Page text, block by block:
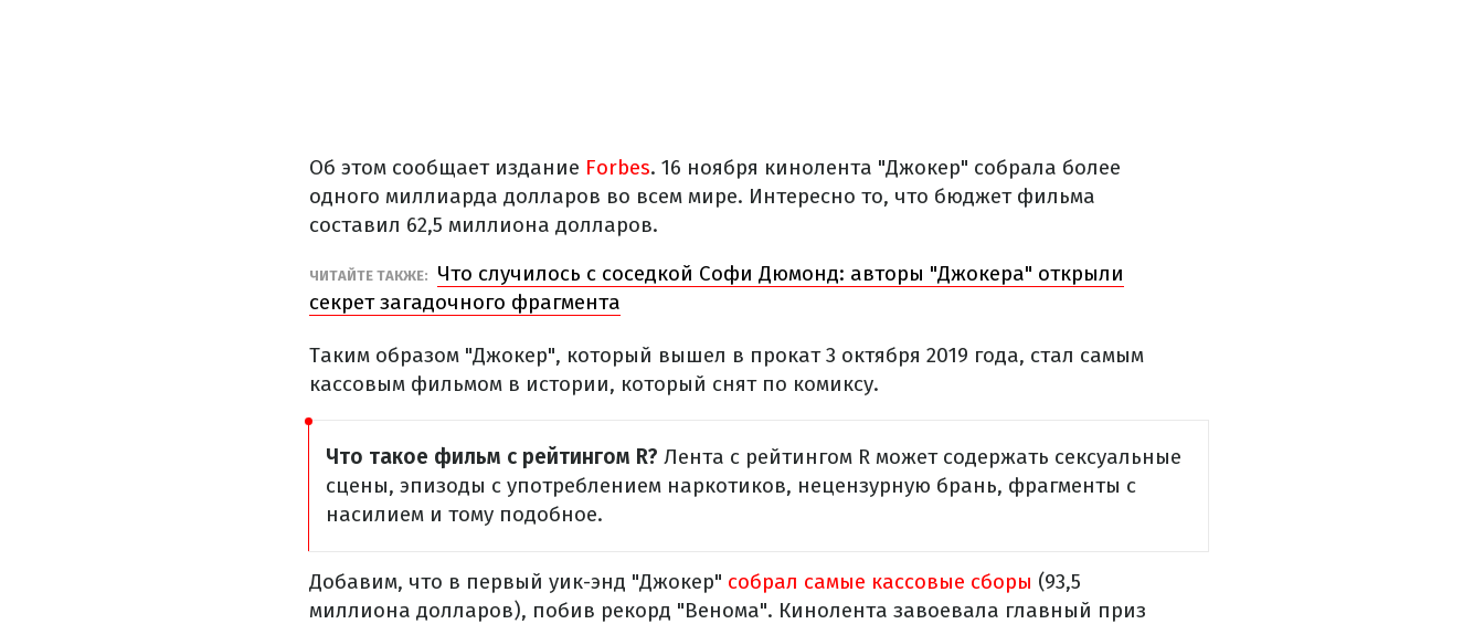
Об этом сообщает издание Forbes. 16 ноября кинолента "Джокер" собрала более
одного миллиарда долларов во всем мире. Интересно то, что бюджет фильма
составил 62,5 миллиона долларов.
ЧИТАЙТЕ ТАКЖЕ:
Что случилось с соседкой Софи Дюмонд: авторы "Джокера" открыли
секрет загадочного фрагмента
Таким образом "Джокер", который вышел в прокат 3 октября 2019 года, стал самым
кассовым фильмом в истории, который снят по комиксу.
Что такое фильм с рейтингом R? Лента с рейтингом R может содержать сексуальные
сцены, эпизоды с употреблением наркотиков, нецензурную брань, фрагменты с
насилием и тому подобное.
Добавим, что в первый уик-энд "Джокер" собрал самые кассовые сборы (93,5
миллиона долларов), побив рекорд "Венома". Кинолента завоевала главный приз